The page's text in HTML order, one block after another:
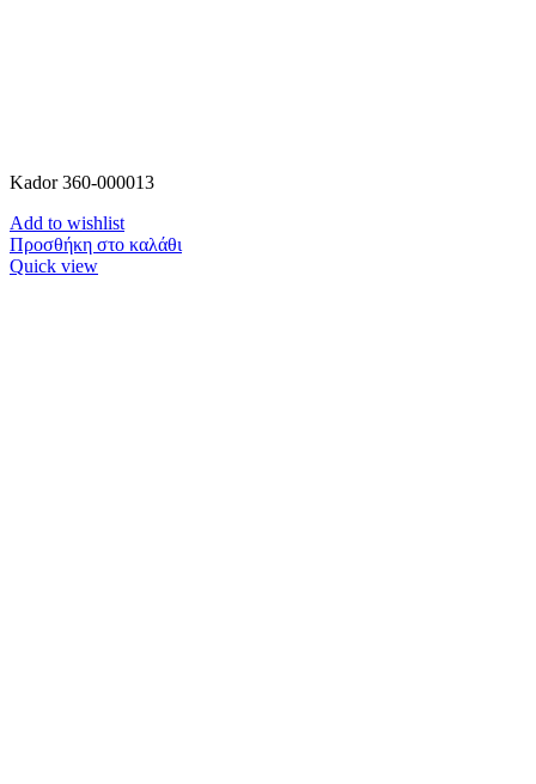
Kador 360-000013
Add to wishlist
Προσθήκη στο καλάθι
Quick view